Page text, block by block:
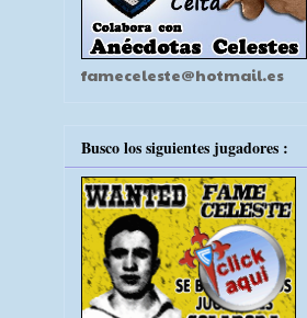
fameceleste@hotmail.es
Busco los siguientes jugadores :